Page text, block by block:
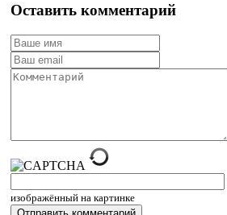
Оставить комментарий
изображённый на картинке